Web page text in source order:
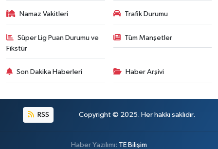
Namaz Vakitleri Trafik Durumu
Süper Lig Puan Durumu ve
Fikstür
Tüm Manşetler
Son Dakika Haberleri Haber Arşivi
RSS Copyright © 2025. Her hakkı saklıdır.
Haber Yazılımı: TE Bilişim